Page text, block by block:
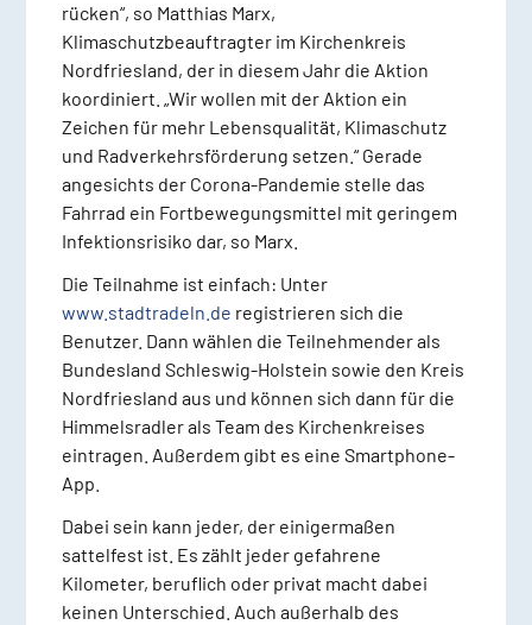
rücken“, so Matthias Marx,
Klimaschutzbeauftragter im Kirchenkreis
Nordfriesland, der in diesem Jahr die Aktion
koordiniert. „Wir wollen mit der Aktion ein
Zeichen für mehr Lebensqualität, Klimaschutz
und Radverkehrsförderung setzen.“ Gerade
angesichts der Corona-Pandemie stelle das
Fahrrad ein Fortbewegungsmittel mit geringem
Infektionsrisiko dar, so Marx.
Die Teilnahme ist einfach: Unter
www.stadtradeln.de registrieren sich die
Benutzer. Dann wählen die Teilnehmender als
Bundesland Schleswig-Holstein sowie den Kreis
Nordfriesland aus und können sich dann für die
Himmelsradler als Team des Kirchenkreises
eintragen. Außerdem gibt es eine Smartphone-
App.
Dabei sein kann jeder, der einigermaßen
sattelfest ist. Es zählt jeder gefahrene
Kilometer, beruflich oder privat macht dabei
keinen Unterschied. Auch außerhalb des